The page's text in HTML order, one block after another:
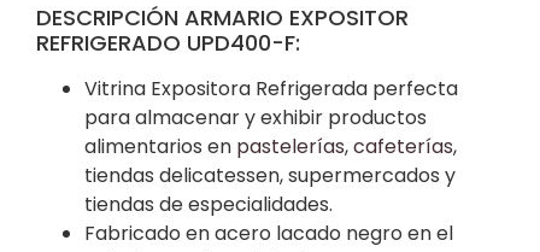
DESCRIPCIÓN ARMARIO EXPOSITOR
REFRIGERADO UPD400-F:
Vitrina Expositora Refrigerada perfecta
para almacenar y exhibir productos
alimentarios en pastelerías,cafeterías,
tiendas delicatessen, supermercados y
tiendas de especialidades.
Fabricado en acero lacado negro en el